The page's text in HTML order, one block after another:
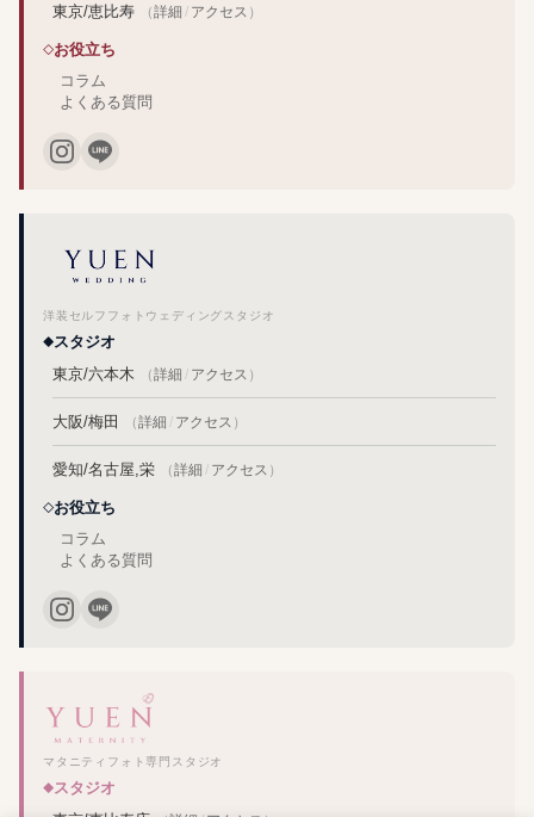
東京/恵比寿
（詳細 / アクセス ）
お役立ち
コラム
よくある質問
洋装セルフフォトウェディングスタジオ
スタジオ
東京/六本木
（詳細 / アクセス ）
大阪/梅田 （詳細 / アクセス ）
愛知/名古屋,栄 （詳細 / アクセス ）
お役立ち
コラム
よくある質問
マタニティフォト専門スタジオ
スタジオ